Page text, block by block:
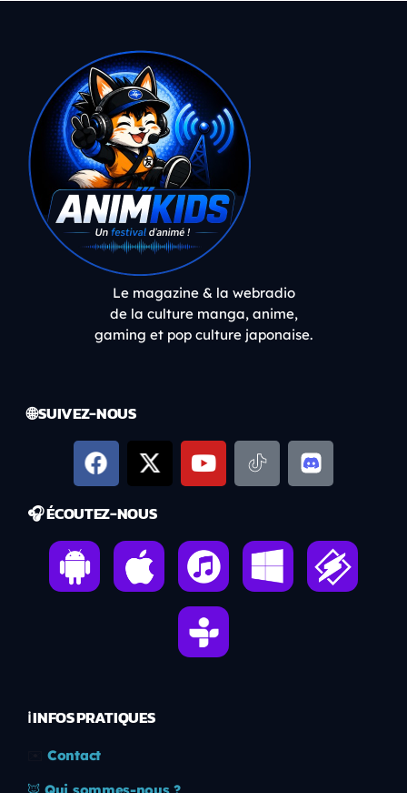
Le magazine & la webradio
de la culture manga, anime,
gaming et pop culture japonaise.
🌐 SUIVEZ-NOUS
🎧 ÉCOUTEZ-NOUS
ℹ️ INFOS PRATIQUES
Contact
🦊 Qui sommes-nous ?